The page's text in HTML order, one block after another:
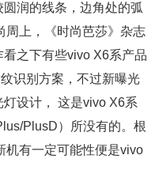
润的线条，边角处的弧
周上，《时尚芭莎》杂志
之下有些vivo X6系产品
识别方案，不过新曝光
设计， 这是vivo X6系
PlusD）所没有的。根
机有一定可能性便是vivo